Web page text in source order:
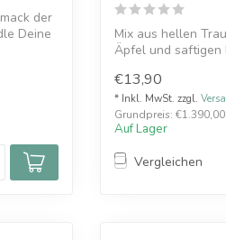
der
Deine
Mix aus hellen
Äpfel und saftigen
€13,90
* Inkl. MwSt. zzgl.
Grundpreis:
Auf Lager
Vergleichen